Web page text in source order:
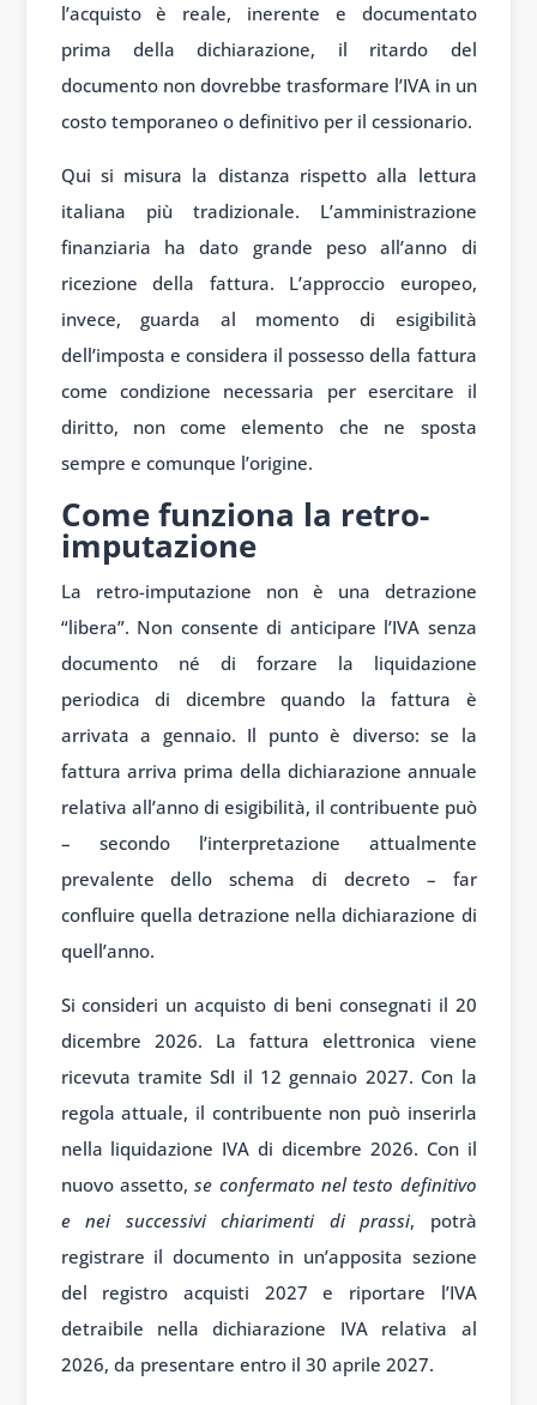
l’acquisto è reale, inerente e documentato
prima della dichiarazione, il ritardo del
documento non dovrebbe trasformare l’IVA in un
costo temporaneo o definitivo per il cessionario.
Qui si misura la distanza rispetto alla lettura
italiana più tradizionale. L’amministrazione
finanziaria ha dato grande peso all’anno di
ricezione della fattura. L’approccio europeo,
invece, guarda al momento di esigibilità
dell’imposta e considera il possesso della fattura
come condizione necessaria per esercitare il
diritto, non come elemento che ne sposta
sempre e comunque l’origine.
Come funziona la retro-
imputazione
La retro-imputazione non è una detrazione
“libera”. Non consente di anticipare l’IVA senza
documento né di forzare la liquidazione
periodica di dicembre quando la fattura è
arrivata a gennaio. Il punto è diverso: se la
fattura arriva prima della dichiarazione annuale
relativa all’anno di esigibilità, il contribuente può
– secondo l’interpretazione attualmente
prevalente dello schema di decreto – far
confluire quella detrazione nella dichiarazione di
quell’anno.
Si consideri un acquisto di beni consegnati il 20
dicembre 2026. La fattura elettronica viene
ricevuta tramite SdI il 12 gennaio 2027. Con la
regola attuale, il contribuente non può inserirla
nella liquidazione IVA di dicembre 2026. Con il
nuovo assetto,se confermato nel testo definitivo
e nei successivi chiarimenti di prassi, potrà
registrare il documento in un’apposita sezione
del registro acquisti 2027 e riportare l’IVA
detraibile nella dichiarazione IVA relativa al
2026, da presentare entro il 30 aprile 2027.